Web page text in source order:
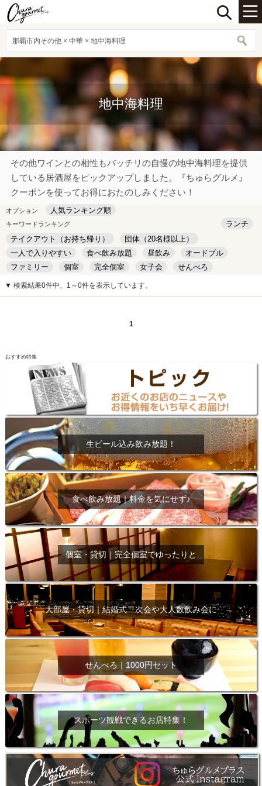
那覇市内その他 × 中華 × 地中海料理
地中海料理
その他ワインとの相性もバッチリの自慢の地中海料理を提供
している居酒屋をピックアップしました。『ちゅらグルメ』
クーポンを使ってお得におたのしみください！
オプション 人気ランキング順
キーワードランキング
ランチ
テイクアウト（お持ち帰り）
団体（20名様以上）
一人で入りやすい
食べ飲み放題 昼飲み
オードブル
ファミリー
個室 完全個室 女子会
せんべろ
キッズルーム
安い デート
▼ 検索結果0件中、1～0件を表示しています。
1
おすすめ特集
生ビール込み飲み放題！
食べ飲み放題｜料金を気にせず♪
個室・貸切｜完全個室でゆったりと
大部屋・貸切｜結婚式二次会や大人数飲み会に
せんべろ｜1000円セット
スポーツ観戦できるお店特集！